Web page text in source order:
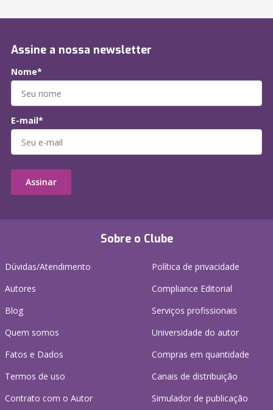
Sobre o Clube
Dúvidas/Atendimento
Autores
Blog
Quem somos
Fatos e Dados
Termos de uso
Contrato com o Autor
Política de privacidade
Compliance Editorial
Serviços profissionais
Universidade do autor
Compras em quantidade
Canais de distribuição
Simulador de publicação
Assine a nossa newsletter
Nome*
E-mail*
Assinar